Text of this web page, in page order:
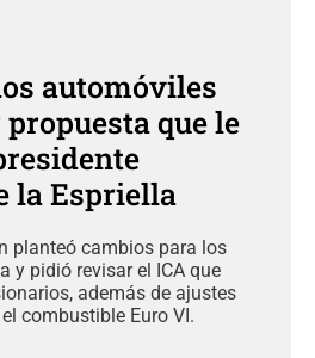
automóviles
que le
la Espriella
planteó cambios para los
y pidió revisar el ICA que
además de ajustes
combustible Euro VI.